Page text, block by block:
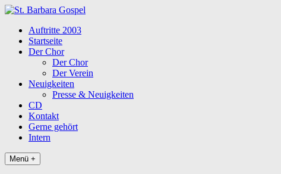
Skip
contentAuftritte 2003
Startseite
Der Chor
Der Chor
Der Verein
Neuigkeiten
Presse & Neuigkeiten
CD
Kontakt
Gerne gehört
Intern
Menü +